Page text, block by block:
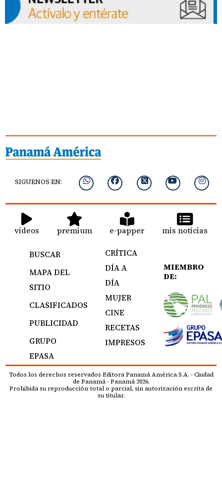
SIGUENOS EN:
videos premium e-papper mis noticias
BUSCAR
MAPA DEL
SITIO
CLASIFICADOS
PUBLICIDAD
GRUPO
EPASA
CRÍTICA
DÍA A
DÍA
MUJER
CINE
RECETAS
IMPRESOS
MIEMBRO
DE:
Todos los derechos reservados Editora Panamá América S.A. - Ciudad
de Panamá - Panamá 2026.
Prohibida su reproducción total o parcial, sin autorización escrita de
su titular.